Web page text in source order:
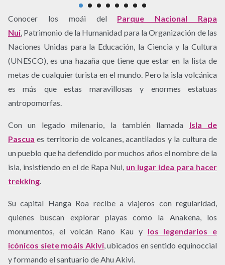
Conocer los moái del Parque Nacional Rapa
Nui , Patrimonio de la Humanidad para la Organización de las
Naciones Unidas para la Educación, la Ciencia y la Cultura
(UNESCO), es una hazaña que tiene que estar en la lista de
metas de cualquier turista en el mundo. Pero la isla volcánica
es más que estas maravillosas y enormes estatuas
antropomorfas.
Con un legado milenario, la también llamada Isla de
Pascua es territorio de volcanes, acantilados y la cultura de
un pueblo que ha defendido por muchos años el nombre de la
isla, insistiendo en el de Rapa Nui, un lugar idea para hacer
trekking
Su capital Hanga Roa recibe a viajeros con regularidad,
quienes buscan explorar playas como la Anakena, los
monumentos, el volcán Rano Kau y los legendarios e
icónicos siete moáis Akivi, ubicados en sentido equinoccial
y formando el santuario de Ahu Akivi.